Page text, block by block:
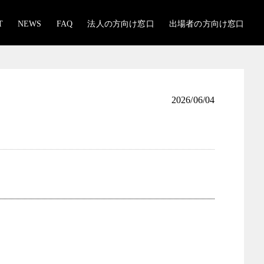
NEWS FAQ 法人の方向け窓口 出場者の方向け窓口
2026/06/04